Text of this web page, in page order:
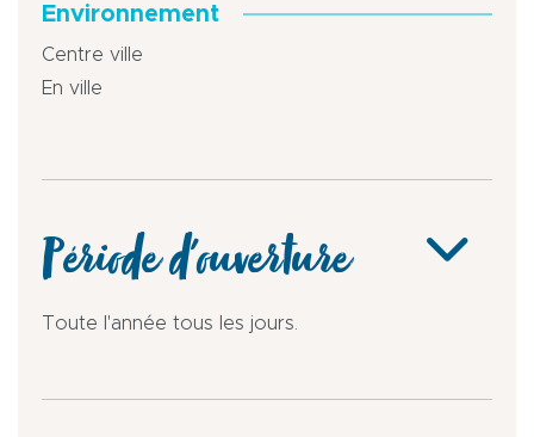
Environnement
Centre ville
En ville
Période d'ouverture
Toute l'année tous les jours.